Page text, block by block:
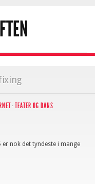
·TEATER OG DANS
nok det tyndeste i mange